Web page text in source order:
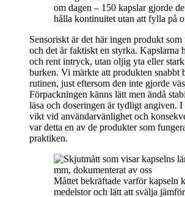
om dagen – 150 kapslar gjorde
hålla kontinuitet utan att fylla på
Sensoriskt är det här ingen produkt
och det är faktiskt en styrka. Kapslarna
och rent intryck, utan oljig yta eller
burken. Vi märkte att produkten snabbt
rutinen, just eftersom den inte gjorde
Förpackningen känns lätt men ändå
läsa och doseringen är tydligt angiven.
vikt vid användarvänlighet och
var detta en av de produkter som
praktiken.
Måttet bekräftade varför kapseln
medelstor och lätt att svälja